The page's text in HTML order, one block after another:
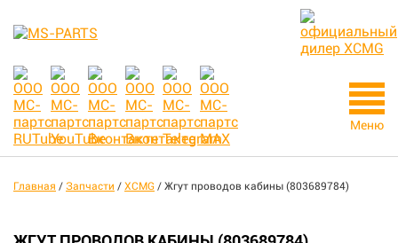
Меню
Главная / Запчасти / XCMG / Жгут проводов кабины (803689784)